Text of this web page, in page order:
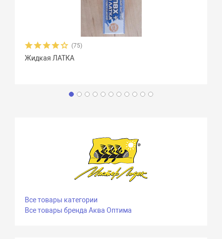
(75)
Жидкая ЛАТКА
Все товары категории
Все товары бренда Аква Оптима